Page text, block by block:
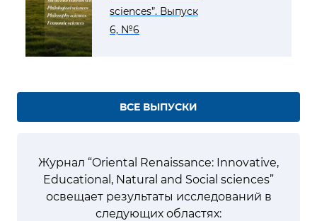
sciences”. Выпуск
6, №6
ВСЕ ВЫПУСКИ
Журнал “Oriental Renaissance: Innovative,
Educational, Natural and Social sciences”
освещает результаты исследований в
следующих областях: